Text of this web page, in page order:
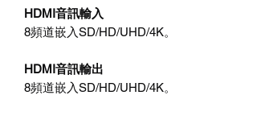
HDMI音訊輸入
8頻道嵌入SD/HD/UHD/4K。
HDMI音訊輸出
8頻道嵌入SD/HD/UHD/4K。